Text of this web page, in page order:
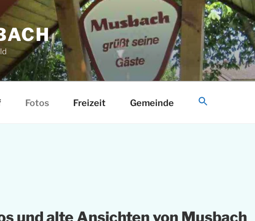
Fotos Freizeit Gemeinde
und alte Ansichten von Musbach